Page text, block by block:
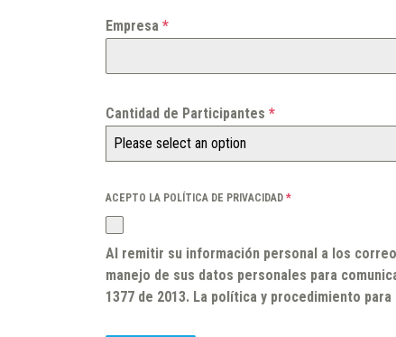
Empresa *
Cantidad de Participantes *
Please select an option
ACEPTO LA POLÍTICA DE PRIVACIDAD *
Al remitir su información personal a los
manejo de sus datos personales para
1377 de 2013. La política y procedimiento